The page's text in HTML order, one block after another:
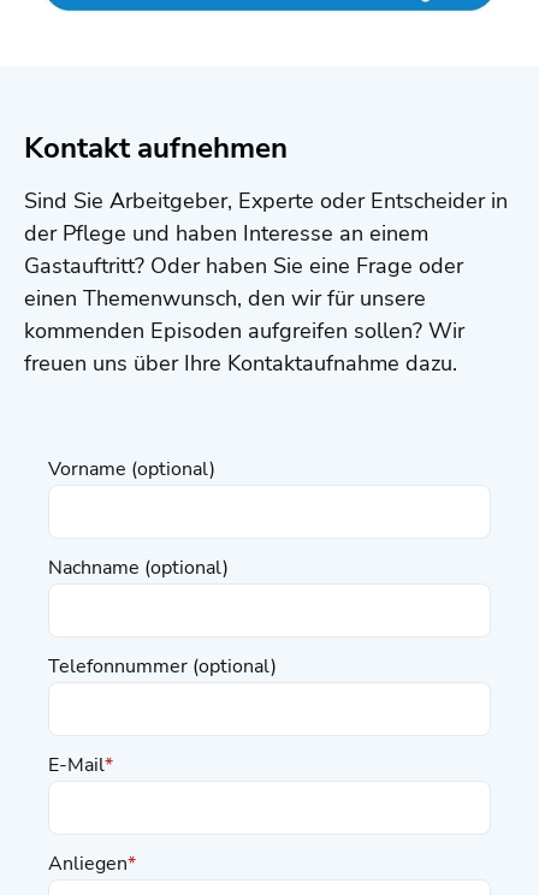
Kontakt aufnehmen
Sind Sie Arbeitgeber, Experte oder Entscheider in
der Pflege und haben Interesse an einem
Gastauftritt? Oder haben Sie eine Frage oder
einen Themenwunsch, den wir für unsere
kommenden Episoden aufgreifen sollen? Wir
freuen uns über Ihre Kontaktaufnahme dazu.
Vorname (optional)
Nachname (optional)
Telefonnummer (optional)
E-Mail*
Anliegen*